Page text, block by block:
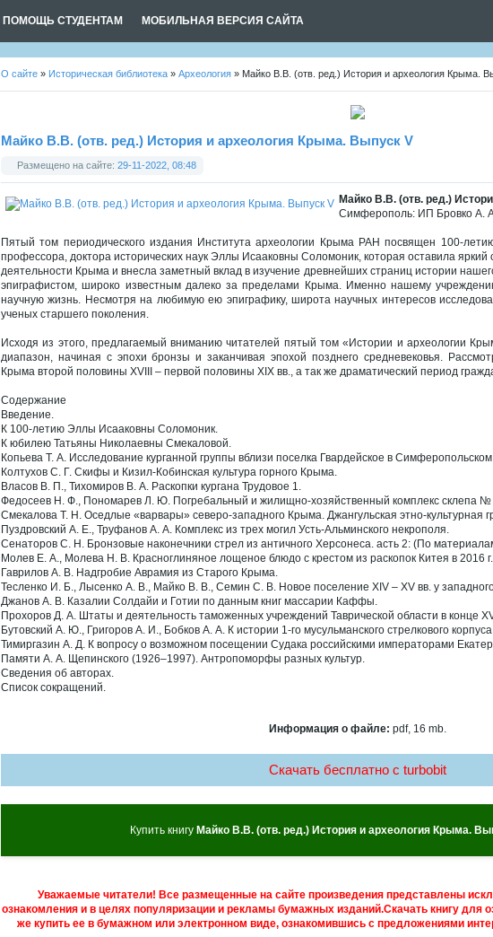
ПОМОЩЬ СТУДЕНТАМ МОБИЛЬНАЯ ВЕРСИЯ САЙТА
О сайте » Историческая библиотека » Археология » Майко В.В. (отв. ред.) История и археология Крыма.
Майко В.В. (отв. ред.) История и археология Крыма. Выпуск V
Размещено на сайте: 29-11-2022, 08:48
Майко В.В. (отв. ред.)
Симферополь: ИП Бровко А.
Пятый том периодического издания Института археологии Крыма РАН посвящен 100-
профессора, доктора исторических наук Эллы Исааковны Соломоник, которая оставила яркий
деятельности Крыма и внесла заметный вклад в изучение древнейших страниц истории
эпиграфистом, широко известным далеко за пределами Крыма. Именно нашему
научную жизнь. Несмотря на любимую ею эпиграфику, широта научных интересов
ученых старшего поколения.
Исходя из этого, предлагаемый вниманию читателей пятый том «Истории и археологии
диапазон, начиная с эпохи бронзы и заканчивая эпохой позднего средневековья.
Крыма второй половины XVIII – первой половины XIX вв., а так же драматический период
Содержание
Введение.
К 100-летию Эллы Исааковны Соломоник.
К юбилею Татьяны Николаевны Смекаловой.
Копьева Т. А. Исследование курганной группы вблизи поселка Гвардейское в
Колтухов С. Г. Скифы и Кизил-Кобинская культура горного Крыма.
Власов В. П., Тихомиров В. А. Раскопки кургана Трудовое 1.
Федосеев Н. Ф., Пономарев Л. Ю. Погребальный и жилищно-хозяйственный комплекс склепа №
Смекалова Т. Н. Оседлые «варвары» северо-западного Крыма. Джангульская этно-культурная
Пуздровский А. Е., Труфанов А. А. Комплекс из трех могил Усть-Альминского некрополя.
Сенаторов С. Н. Бронзовые наконечники стрел из античного Херсонеса. асть 2: (По
Молев Е. А., Молева Н. В. Красноглиняное лощеное блюдо с крестом из раскопок Китея в 2016 г.
Гаврилов А. В. Надгробие Аврамия из Старого Крыма.
Тесленко И. Б., Лысенко А. В., Майко В. В., Семин С. В. Новое поселение XIV – XV вв. у
Джанов А. В. Казалии Солдайи и Готии по данным книг массарии Каффы.
Прохоров Д. А. Штаты и деятельность таможенных учреждений Таврической области в конце
Бутовский А. Ю., Григоров А. И., Бобков А. А. К истории 1-го мусульманского стрелкового
Тимиргазин А. Д. К вопросу о возможном посещении Судака российскими императорами
Памяти А. А. Щепинского (1926–1997). Антропоморфы разных культур.
Сведения об авторах.
Список сокращений.
Информация о файле: pdf, 16 mb.
Скачать бесплатно c turbobit
Купить книгу Майко В.В. (отв. ред.) История и археология Крыма.
Уважаемые читатели! Все размещенные на сайте произведения представлены
ознакомления и в целях популяризации и рекламы бумажных изданий.Скачать книгу для
же купить ее в бумажном или электронном виде, ознакомившись с предложениями